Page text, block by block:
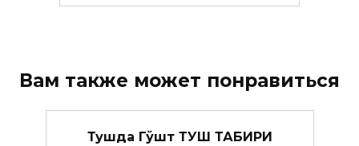
Вам также может понравиться
Тушда Гўшт ТУШ ТАБИРИ